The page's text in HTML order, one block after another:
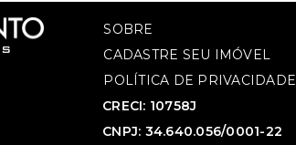
SOBRE
CADASTRE SEU IMÓVEL
POLÍTICA DE PRIVACIDADE
CRECI: 10758J
CNPJ: 34.640.056/0001-22